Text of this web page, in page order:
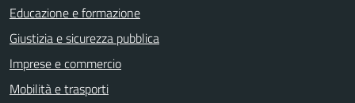
Educazione e formazione
Giustizia e sicurezza pubblica
Imprese e commercio
Mobilità e trasporti